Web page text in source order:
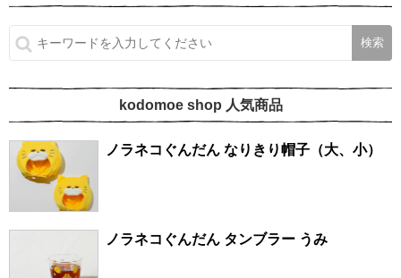
kodomoe shop 人気商品
ノラネコぐんだん なりきり帽子（大、小）
ノラネコぐんだん タンブラー うみ